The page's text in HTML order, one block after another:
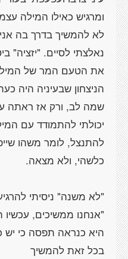
ומרגיש כאילו המילה
לא להמשיך בדרך בה
נאלצתי לסיים. "יזציה"
הניצחון שבעיניה היה
שמה לב, ורק אז ראתה
יכולתי להתמודד עם
להתנצל, לומר משהו
היא כנראה תפסה כי יש